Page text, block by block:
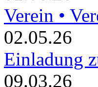
Verein •
02.05.26
Einladung
09.03.26